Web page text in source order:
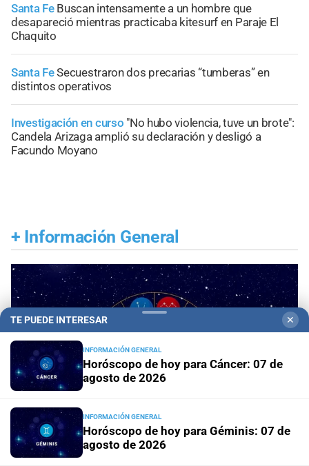
Santa Fe Buscan intensamente a un hombre que
desapareció mientras practicaba kitesurf en Paraje El
Chaquito
Santa FeSecuestraron dos precarias “tumberas” en
distintos operativos
Investigación en curso "No hubo violencia, tuve un brote":
Candela Arizaga amplió su declaración y desligó a
Facundo Moyano
+ Información General
TE PUEDE INTERESAR ✕
INFORMACIÓN GENERAL
Horóscopo de hoy para Cáncer: 07 de
agosto de 2026
INFORMACIÓN GENERAL
Horóscopo de hoy para Géminis: 07 de
agosto de 2026